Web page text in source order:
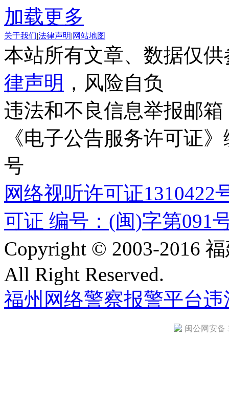
加载更多
关于我们|法律声明|网站地图
本站所有文章、数据仅
律声明 ，风险自负
违法和不良信息举报邮箱
《电子公告服务许可证
号
网络视听许可证1310422
可证 编号：(闽)字第091
Copyright © 2003-2016
All Right Reserved.
福州网络警察报警平台违
闽公网安备